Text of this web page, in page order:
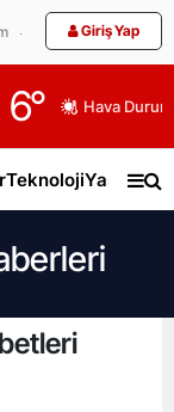
Giriş Yap
6° Hava
TeknolojiYaşam